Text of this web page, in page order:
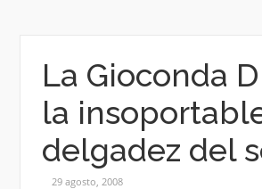
La Gioconda
la
delgadez del
29 agosto, 2008